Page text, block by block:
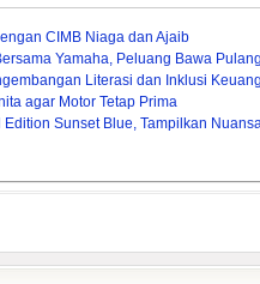
CIMB Niaga dan Ajaib
Yamaha, Peluang Bawa
Literasi dan Inklusi
agar Motor Tetap Prima
Sunset Blue, Tampilkan